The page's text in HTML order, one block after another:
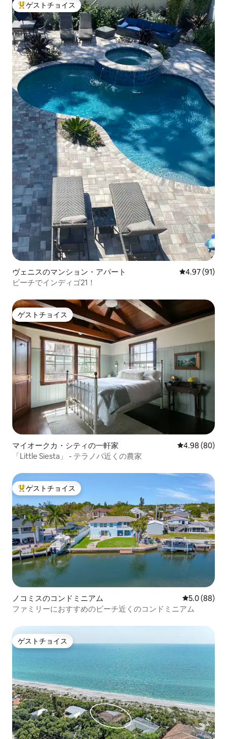
大好評のゲストチョイスです。
ゲストチョイス
ヴェニスのマンション・アパート レビュー91
4.97 (91)
ビーチでインディゴ21！
ゲストチョイス
ゲストチョイス
マイオークカ・シティの一軒家 レビュー80件
4.98 (80)
「Little Siesta」 - テラノバ近くの農家
大好評のゲストチョイスです。
ゲストチョイス
ノコミスのコンドミニアム レビュー88
5.0 (88)
ファミリーにおすすめのビーチ近くのコンドミニアム
ゲストチョイス
ゲストチョイス